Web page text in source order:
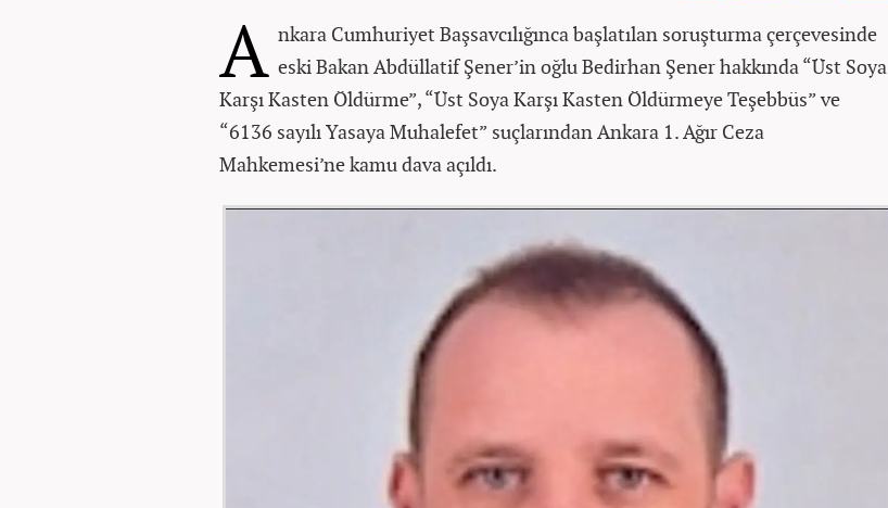
A nkara Cumhuriyet Başsavcılığınca başlatılan soruşturma çerçevesinde
eski Bakan Abdüllatif Şener’in oğlu Bedirhan Şener hakkında “Üst Soya
Karşı Kasten Öldürme”, “Üst Soya Karşı Kasten Öldürmeye Teşebbüs” ve
“6136 sayılı Yasaya Muhalefet” suçlarından Ankara 1. Ağır Ceza
Mahkemesi’ne kamu dava açıldı.